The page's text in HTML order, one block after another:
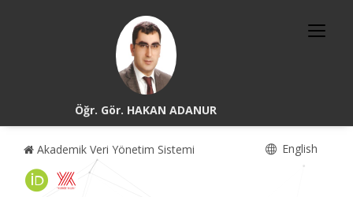
Öğr. Gör. HAKAN ADANUR
Akademik Veri Yönetim Sistemi English